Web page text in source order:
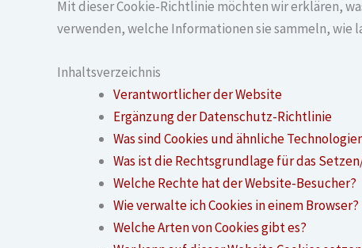
Mit dieser Cookie-Richtlinie möchten wir erklären,
verwenden, welche Informationen sie sammeln, wie
Inhaltsverzeichnis
Verantwortlicher der Website
Ergänzung der Datenschutz-Richtlinie
Was sind Cookies und ähnliche
Was ist die Rechtsgrundlage für das
Welche Rechte hat der Website-Besucher?
Wie verwalte ich Cookies in einem Browser?
Welche Arten von Cookies gibt es?